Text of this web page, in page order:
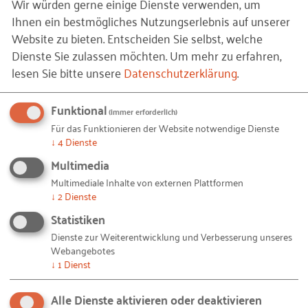
Innovationsparadoxon
Systematische Müllabfuhr
Projektauftrag
Strategiereview
Ausblick
Quellen
Schritt 1: Erläutern Sie den Rahmen und bitten Sie
grüne Karten auszufüllen mit der einfachen und
bewusst offen gehaltenen Frage: „Was soll
passieren?“. Außerdem ist jeder angehalten, eine
rote Karte zu beschreiben: „Was ist meine größte
Befürchtung?“. Machen Sie in diesem
Zusammenhang immer deutlich, dass das eine nicht
als das Gegenteil des anderen zu begreifen ist.
Ersteres adressiert Interessen und womöglich
Ihnen ein bestmögliches Nutzungserlebnis auf unserer
Website zu bieten. Entscheiden Sie selbst, welche
Dienste Sie zulassen möchten.Um mehr zu erfahren,
lesen Sie bitte unsereDatenschutzerklärung.
Funktional(immer erforderlich)
Für das Funktionieren der Website notwendige Dienste
↓ 4Dienste
Multimedia
Multimediale Inhalte von externen Plattformen
↓ 2Dienste
Statistiken
Dienste zur Weiterentwicklung und Verbesserung unseres
Webangebotes
↓ 1 Dienst
Alle Dienste aktivieren oder deaktivieren